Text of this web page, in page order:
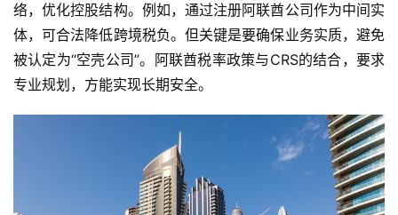
络，优化控股结构。例如，通过注册阿联酋公司作为中间实
体，可合法降低跨境税负。但关键是要确保业务实质，避免
被认定为“空壳公司”。阿联酋税率政策与CRS的结合，要求
专业规划，方能实现长期安全。